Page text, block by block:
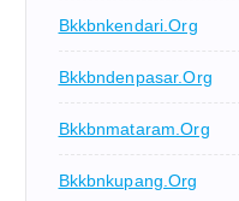
Bkkbnkendari.org
Bkkbndenpasar.org
Bkkbnmataram.org
Bkkbnkupang.org